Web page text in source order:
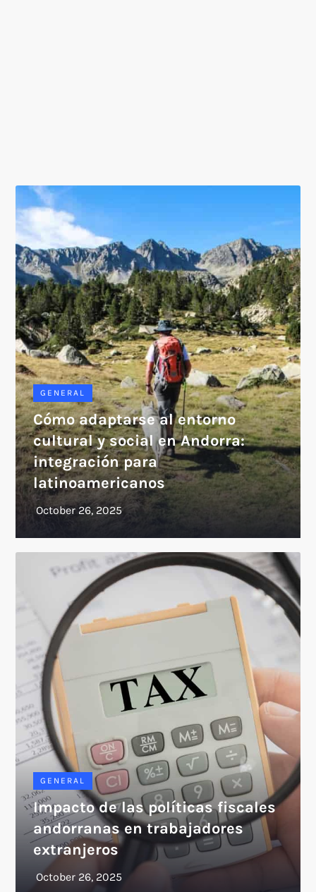
GENERAL
Cómo adaptarse al entorno
cultural y social en Andorra:
integración para
latinoamericanos
GENERAL
Impacto de las políticas fiscales
andorranas en trabajadores
extranjeros